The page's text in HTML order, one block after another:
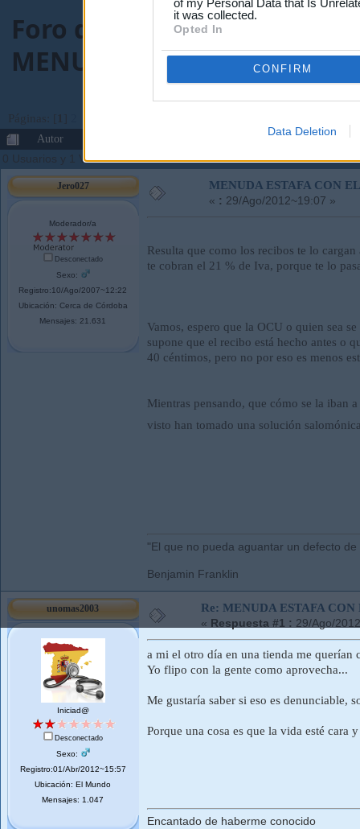
it was collected.
Opted In
CONFIRM
Data Deletion
Foro de Maestros25
MENUDA ESTAFA CON EL
Páginas: [ 1
Autor
Tema: MENUDA ESTAFA CON EL IVA
0 Usuarios y 1 Visitante están viendo este tema.
Jero027
Moderador/a
Desconectado
Sexo:
Registro:10/Ago/2007~12:22
Ubicación: Cerca de Córdoba
Mensajes: 21.631
MENUDA ESTAFA CON
« : 29/Ago/2012~19:07 »
Resulta que como los recibos te lo
te cobran el 21 % de Iva, porque te lo
Vamos, espero que la OCU o quien sea
supone que el recibo está hecho antes o
40 céntimos, pero no por eso es menos
Mientras pensando, que cómo se la iban
visto han tomado una solución
"El que no pueda aguantar un defecto
Benjamin Franklin
unomas2003
Iniciad@
Desconectado
Sexo:
Registro:01/Abr/2012~15:57
Ubicación: El Mundo
Mensajes: 1.047
Re: MENUDA ESTAFA CON
« Respuesta #1 : 29/Ago/
a mi el otro día en una tienda me querían
Yo flipo con la gente como aprovecha...
Me gustaría saber si eso es denunciable,
Porque una cosa es que la vida esté cara
Encantado de haberme conocido